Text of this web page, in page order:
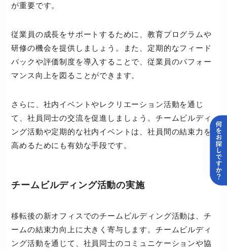
が重要です。
従業員の成長をサポートするために、教育プログラムや
研修の機会を提供しましょう。また、定期的なフィード
バックや評価制度を導入することで、従業員のパフォー
マンス向上を図ることができます。
さらに、社内イベントやレクリエーション活動を通じ
て、社員同士の交流を促進しましょう。チームビルディ
ング活動や定期的な社内イベントは、社員間の結束力を
高めるためにも有効な手段です。
チームビルディング活動の実施
移転後の新オフィスでのチームビルディング活動は、チ
ームの結束力向上に大きく寄与します。チームビルディ
ング活動を通じて、社員同士のコミュニケーションや協